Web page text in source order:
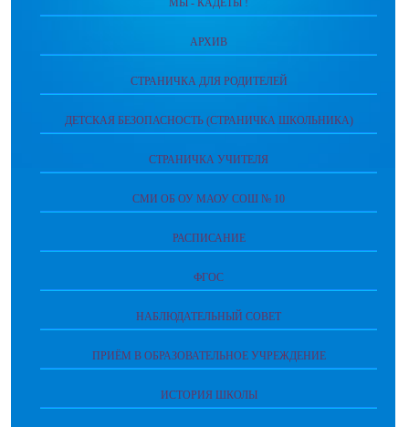
МЫ - КАДЕТЫ !
АРХИВ
СТРАНИЧКА ДЛЯ РОДИТЕЛЕЙ
ДЕТСКАЯ БЕЗОПАСНОСТЬ (СТРАНИЧКА ШКОЛЬНИКА)
СТРАНИЧКА УЧИТЕЛЯ
СМИ ОБ ОУ МАОУ СОШ № 10
РАСПИСАНИЕ
ФГОС
НАБЛЮДАТЕЛЬНЫЙ СОВЕТ
ПРИЁМ В ОБРАЗОВАТЕЛЬНОЕ УЧРЕЖДЕНИЕ
ИСТОРИЯ ШКОЛЫ